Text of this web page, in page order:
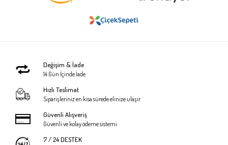
Değişim & İade
14 Gün İçinde İade
Hızlı Teslimat
Siparişleriniz en kısa sürede elinize ulaşır.
Güvenli Alışveriş
Güvenli ve kolay ödeme sistemi
7 / 24 DESTEK